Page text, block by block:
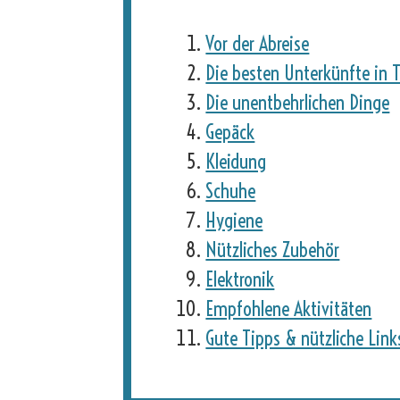
Vor der Abreise
Die besten Unterkünfte in
Die unentbehrlichen Dinge
Gepäck
Kleidung
Schuhe
Hygiene
Nützliches Zubehör
Elektronik
Empfohlene Aktivitäten
Gute Tipps & nützliche